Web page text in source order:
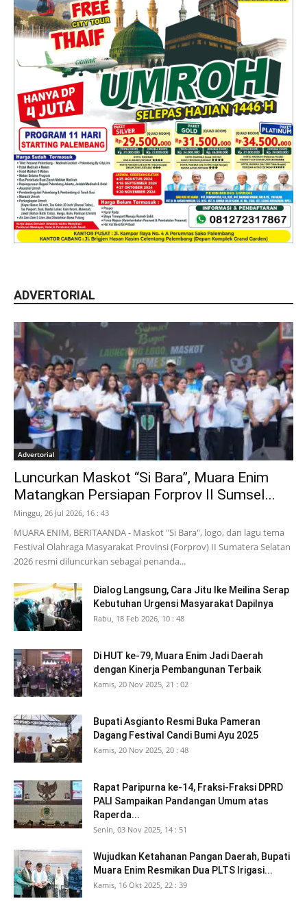
ADVERTORIAL
Advertorial
Luncurkan Maskot “Si Bara”, Muara Enim
Matangkan Persiapan Forprov II Sumsel...
Minggu, 26 Jul 2026, 16 : 43
MUARA ENIM, BERITAANDA - Maskot "Si Bara", logo, dan lagu tema
Festival Olahraga Masyarakat Provinsi (Forprov) II Sumatera Selatan
2026 resmi diluncurkan sebagai penanda...
Dialog Langsung, Cara Jitu Ike Meilina Serap
Kebutuhan Urgensi Masyarakat Dapilnya
Rabu, 18 Feb 2026, 10 : 48
Di HUT ke-79, Muara Enim Jadi Daerah
dengan Kinerja Pembangunan Terbaik
Kamis, 20 Nov 2025, 21 : 02
Bupati Asgianto Resmi Buka Pameran
Dagang Festival Candi Bumi Ayu 2025
Kamis, 20 Nov 2025, 20 : 48
Rapat Paripurna ke-14, Fraksi-Fraksi DPRD
PALI Sampaikan Pandangan Umum atas
Raperda...
Senin, 03 Nov 2025, 14 : 51
Wujudkan Ketahanan Pangan Daerah, Bupati
Muara Enim Resmikan Dua PLTS Irigasi...
Kamis, 16 Okt 2025, 22 : 39